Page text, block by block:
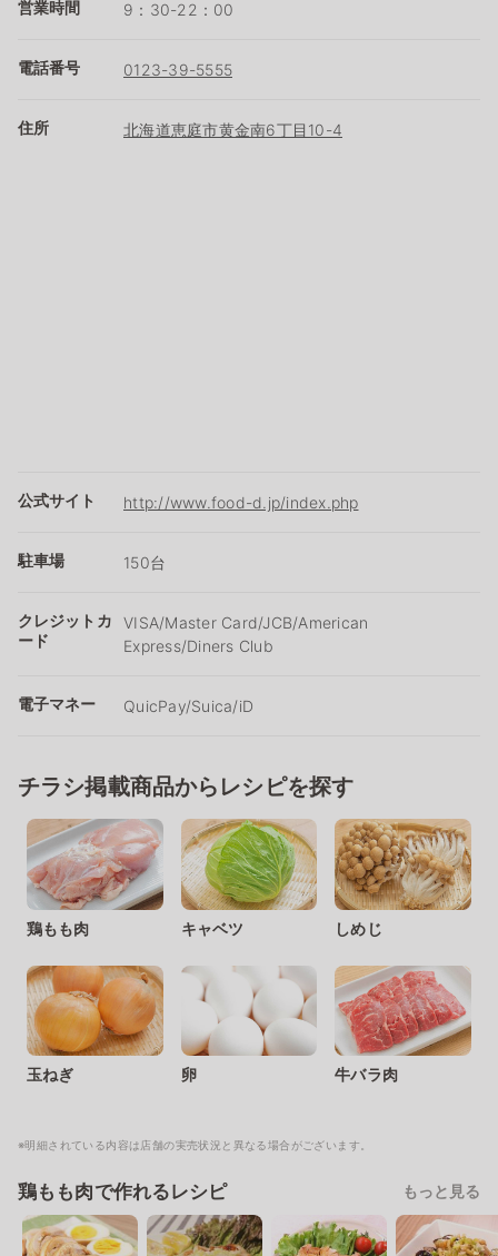
営業時間 9：30-22：00
電話番号 0123-39-5555
住所 北海道恵庭市黄金南6丁目10-4
公式サイト http://www.food-d.jp/index.php
駐車場 150台
クレジットカ
ード
VISA/Master Card/JCB/American
Express/Diners Club
電子マネー QuicPay/Suica/iD
チラシ掲載商品からレシピを探す
鶏もも肉 キャベツ しめじ
玉ねぎ 卵 牛バラ肉
※明細されている内容は店舗の実売状況と異なる場合がございます。
鶏もも肉で作れるレシピ もっと見る